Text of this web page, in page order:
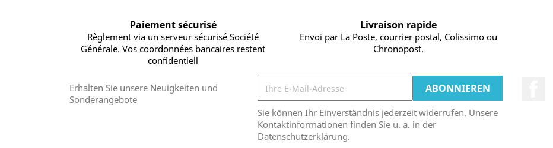
Paiement sécurisé
Règlement via un serveur sécurisé Société
Générale. Vos coordonnées bancaires restent
confidentiell
Livraison rapide
Envoi par La Poste, courrier postal, Colissimo ou
Chronopost.
Erhalten Sie unsere Neuigkeiten und
Sonderangebote
Sie können Ihr Einverständnis jederzeit widerrufen. Unsere
Kontaktinformationen finden Sie u. a. in der
Datenschutzerklärung.